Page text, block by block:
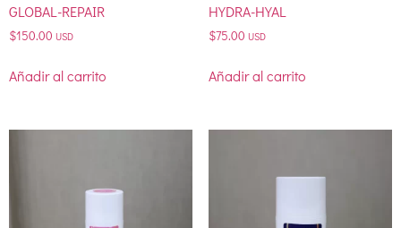
GLOBAL-REPAIR
$150.00 USD
Añadir al carrito
HYDRA-HYAL
$75.00 USD
Añadir al carrito